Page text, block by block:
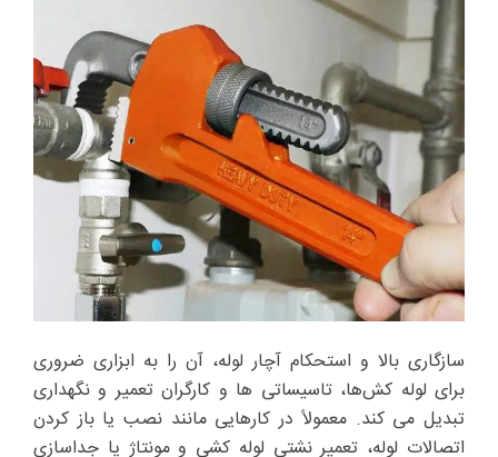
سازگاری بالا و استحکام آچار لوله، آن را به ابزاری ضروری
برای لوله کش‌ها، تاسیساتی ها و کارگران تعمیر و نگهداری
تبدیل می کند. معمولاً در کارهایی مانند نصب یا باز کردن
اتصالات لوله، تعمیر نشتی لوله کشی و مونتاژ یا جداسازی